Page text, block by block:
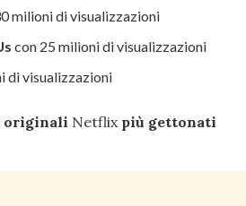
milioni di visualizzazioni
con 25 milioni di visualizzazioni
di visualizzazioni
originali Netflix più gettonati